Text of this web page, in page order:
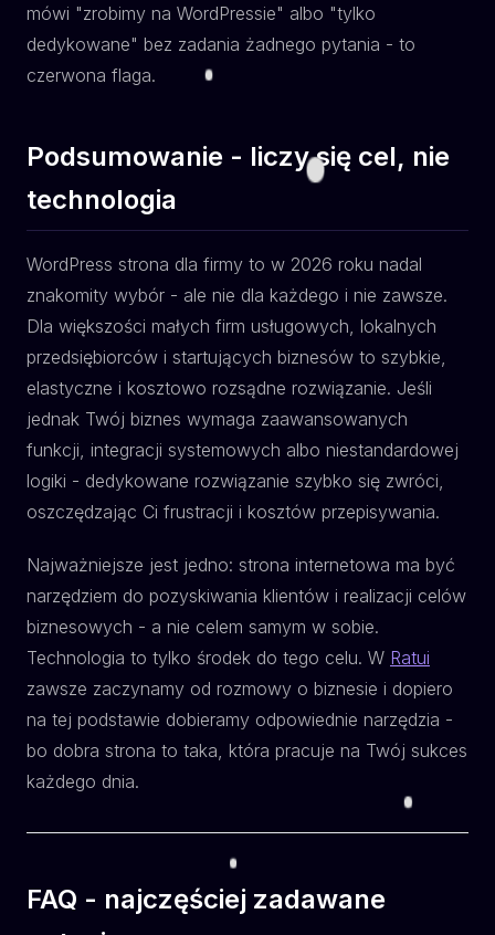
mówi "zrobimy na WordPressie" albo "tylko
dedykowane" bez zadania żadnego pytania - to
czerwona flaga.
Podsumowanie - liczy się cel, nie
technologia
WordPress strona dla firmy to w 2026 roku nadal
znakomity wybór - ale nie dla każdego i nie zawsze.
Dla większości małych firm usługowych, lokalnych
przedsiębiorców i startujących biznesów to szybkie,
elastyczne i kosztowo rozsądne rozwiązanie. Jeśli
jednak Twój biznes wymaga zaawansowanych
funkcji, integracji systemowych albo niestandardowej
logiki - dedykowane rozwiązanie szybko się zwróci,
oszczędzając Ci frustracji i kosztów przepisywania.
Najważniejsze jest jedno: strona internetowa ma być
narzędziem do pozyskiwania klientów i realizacji celów
biznesowych - a nie celem samym w sobie.
Technologia to tylko środek do tego celu. W Ratui
zawsze zaczynamy od rozmowy o biznesie i dopiero
na tej podstawie dobieramy odpowiednie narzędzia -
bo dobra strona to taka, która pracuje na Twój sukces
każdego dnia.
FAQ - najczęściej zadawane